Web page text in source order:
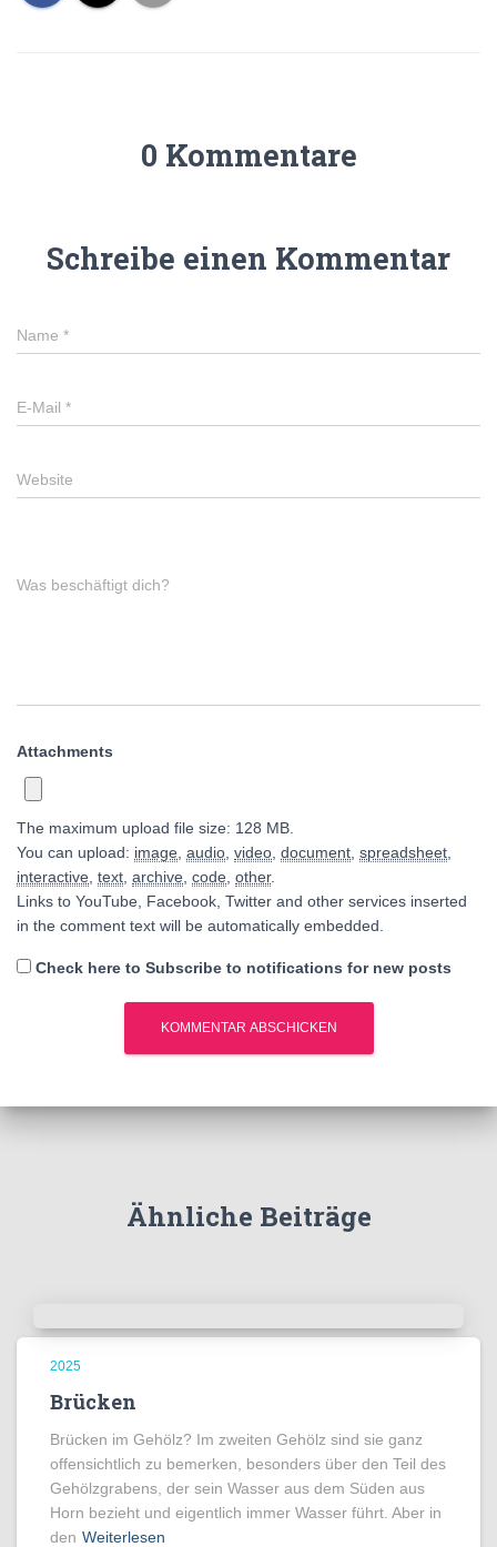
0 Kommentare
Schreibe einen Kommentar
Name *
E-Mail *
Website
Was beschäftigt dich?
Attachments
The maximum upload file size: 128 MB.
You can upload: image audio video document spreadsheet
interactive text archive code other.
Links to YouTube, Facebook, Twitter and other services inserted
in the comment text will be automatically embedded.
Check here to Subscribe to notifications for new posts
Ähnliche Beiträge
2025
Brücken
Brücken im Gehölz? Im zweiten Gehölz sind sie ganz
offensichtlich zu bemerken, besonders über den Teil des
Gehölzgrabens, der sein Wasser aus dem Süden aus
Horn bezieht und eigentlich immer Wasser führt. Aber in
den Weiterlesen